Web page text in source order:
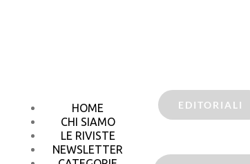
HOME
CHI SIAMO
LE RIVISTE
NEWSLETTER
EDITORIALI